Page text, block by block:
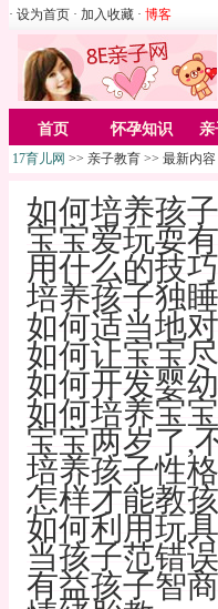
· 设为首页 · 加入收藏 · 博客
首页 怀孕知识 亲
17育儿网 >> 亲子教育 >> 最新内容
如何培养孩
宝宝爱玩耍
用什么的技
培养孩子独
如何适当地
如何让宝宝
如何开发婴
如何培养宝
宝宝两岁了,
培养孩子性
怎样才能教
如何利用玩
当孩子范错
有益孩子智